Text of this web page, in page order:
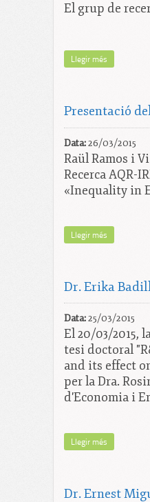
El grup de
Llegir més
Presentació
Data:26/03/2015
Raül Ramos i
Recerca AQR-
«Inequality in
Llegir més
Dr. Erika
Data:25/03/2015
El 20/03/2015,
tesi doctoral
and its effect
per la Dra.
d'Economia i
Llegir més
Dr. Ernest